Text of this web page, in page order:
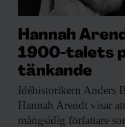
Hannah
1900-talets
tänkande
Idéhistorikern Anders
Hannah Arendt visar
mångsidig författare